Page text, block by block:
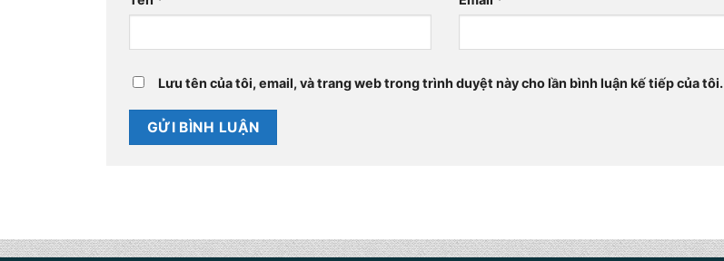
Lưu tên của tôi, email, và trang web trong trình duyệt này cho lần bình luận kế tiếp của tôi.